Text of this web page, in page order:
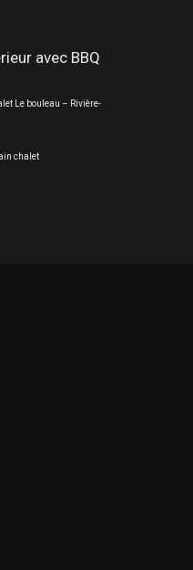
avec BBQ
Le bouleau – Rivière-
chalet